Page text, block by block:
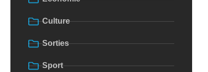
Culture
Sorties
Sport